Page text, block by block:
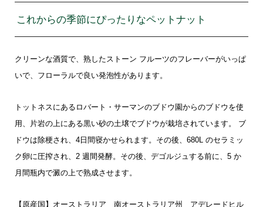
これからの季節にぴったりなペットナット
クリーンな酒質で、熟したストーン フルーツのフレーバーがいっぱ
いで、フローラルで良い発泡性があります。
トットネスにあるロバート・サーマンのブドウ園からのブドウを使
用、片岩の上にある黒い砂の土壌でブドウが栽培されています。 ブ
ドウは除梗され、4日間寝かせられます。その後、680L のセラミッ
ク卵に圧搾され、2 週間発酵。その後、デゴルジュする前に、5 か
月間瓶内で澱の上で熟成させます。
【原産国】オーストラリア 南オーストラリア州 アデレードヒル